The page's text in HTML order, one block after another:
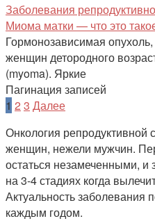
Заболевания
Миома матки — что это
Гормонозависимая опухоль,
женщин детородного
(myoma). Яркие
Пагинация записей
1 2 3 Далее
Онкология репродуктивной
женщин, нежели мужчин.
остаться незамеченными,
на 3-4 стадиях когда
Актуальность заболевания
каждым годом.